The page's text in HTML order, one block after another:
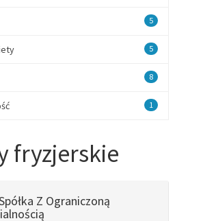
5
5
8
1
fryzjerskie
Z Ograniczoną